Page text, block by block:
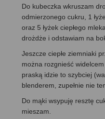
Do kubeczka wkruszam
odmierzonego cukru, 1
oraz 5 łyżek ciepłego
drożdże i odstawiam na
Jeszcze ciepłe ziemniaki
można rozgnieść
praską idzie to szybciej
blenderem, zupełnie nie
Do mąki wsypuję resztę
mieszam.